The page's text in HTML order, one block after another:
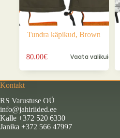
Tundra käpikud, Brown
80.00€ Vaata valikuid
tootel
varianti.
saab
teha
tootelehel.
on
Kontakt
RS Varustuse OÜ
info@jahiriided.ee
Kalle +372 520 6330
Janika +372 566 47997